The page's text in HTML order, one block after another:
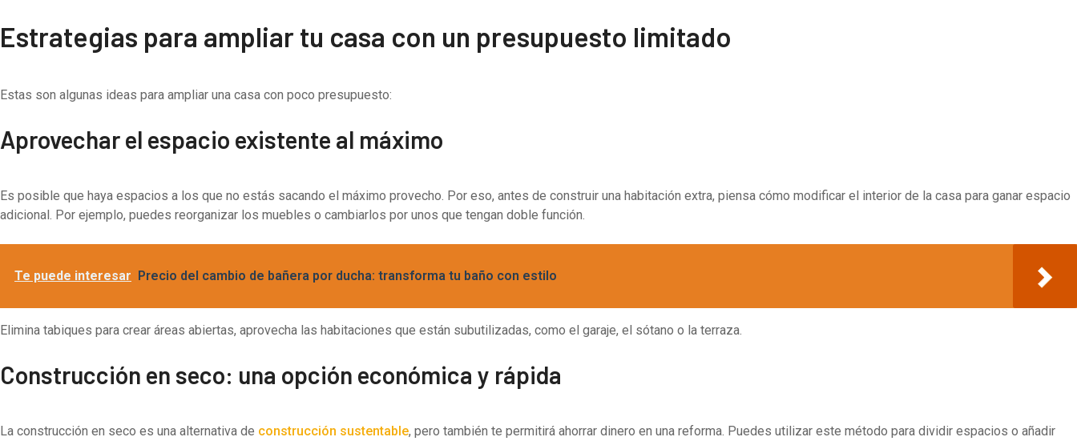
Estrategias para ampliar tu casa con un presupuesto limitado
Estas son algunas ideas para ampliar una casa con poco presupuesto:
Aprovechar el espacio existente al máximo
Es posible que haya espacios a los que no estás sacando el máximo provecho. Por eso, antes de construir una habitación extra, piensa cómo modificar el interior de la casa para ganar espacio
adicional. Por ejemplo, puedes reorganizar los muebles o cambiarlos por unos que tengan doble función.
Te puede interesar Precio del cambio de bañera por ducha: transforma tu baño con estilo
Elimina tabiques para crear áreas abiertas, aprovecha las habitaciones que están subutilizadas, como el garaje, el sótano o la terraza.
Construcción en seco: una opción económica y rápida
La construcción en seco es una alternativa de construcción sustentable, pero también te permitirá ahorrar dinero en una reforma. Puedes utilizar este método para dividir espacios o añadir